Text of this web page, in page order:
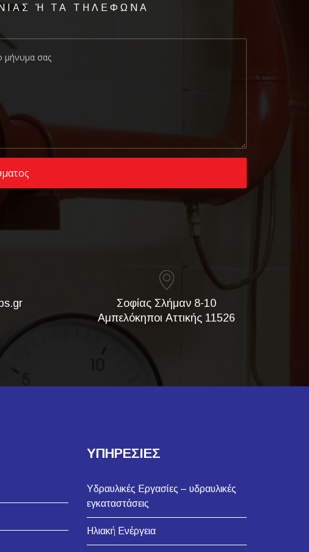
Ή ΤΑ ΤΗΛΕΦΩΝΑ
Σοφίας Σλήμαν 8-10
Αμπελόκηποι Αττικής 11526
ΥΠΗΡΕΣΙΕΣ
Υδραυλικές Εργασίες – υδραυλικές
εγκαταστάσεις
Ηλιακή Ενέργεια